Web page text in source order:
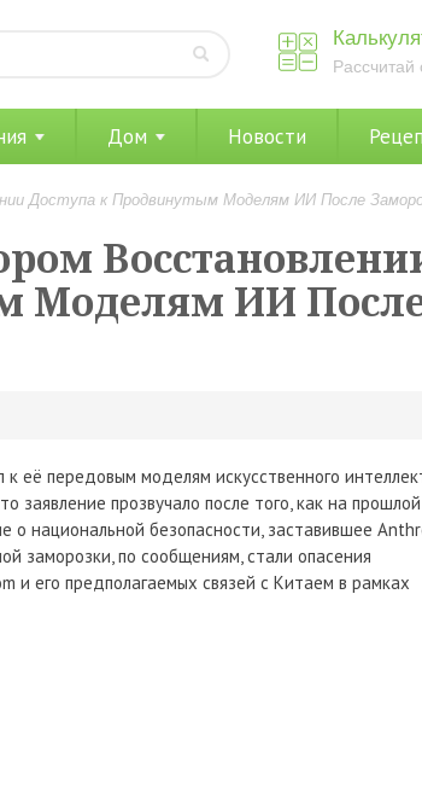
Рассчитай
Дом Новости
Доступа к Продвинутым Моделям ИИ После
Моделям ИИ
её передовым моделям искусственного
прозвучало после того, как на прошлой
национальной безопасности, заставившее
заморозки, по сообщениям, стали опасения
и его предполагаемых связей с Китаем в рамках